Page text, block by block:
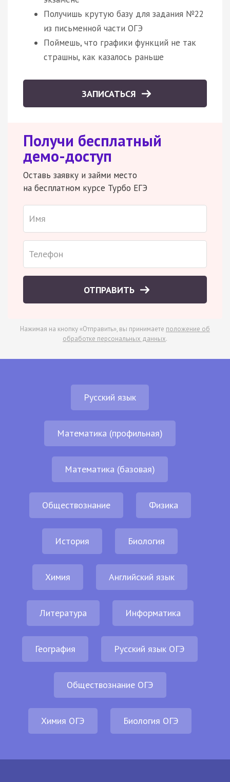
Получишь крутую базу для задания №22
из письменной части ОГЭ
Поймешь, что графики функций не так
страшны, как казалось раньше
ЗАПИСАТЬСЯ
Получи бесплатный
демо-доступ
Оставь заявку и займи место
на бесплатном курсе Турбо ЕГЭ
ОТПРАВИТЬ
Нажимая на кнопку «Отправить», вы принимаете положение об
обработке персональных данных.
Русский язык
Математика (профильная)
Математика (базовая)
Обществознание Физика
История Биология
Химия Английский язык
Литература Информатика
География Русский язык ОГЭ
Обществознание ОГЭ
Химия ОГЭ Биология ОГЭ